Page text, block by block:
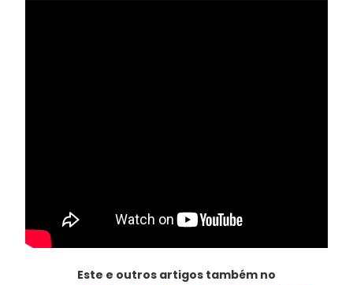
Este e outros artigos também no